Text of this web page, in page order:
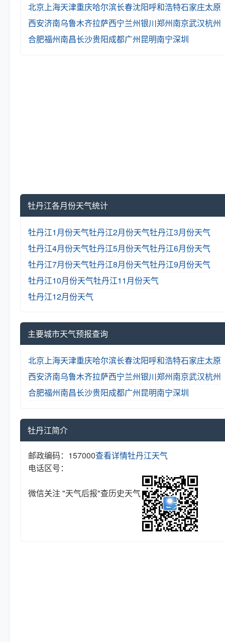
北京 上海天津重庆哈尔滨长春沈阳呼和浩特石家庄太原
西安济南乌鲁木齐拉萨西宁兰州银川郑州南京武汉杭州
合肥福州南昌长沙贵阳成都广州昆明南宁深圳
牡丹江各月份天气统计
牡丹江1月份天气牡丹江2月份天气牡丹江3月份天气
牡丹江4月份天气牡丹江5月份天气牡丹江6月份天气
牡丹江7月份天气牡丹江8月份天气牡丹江9月份天气
牡丹江10月份天气牡丹江11月份天气
牡丹江12月份天气
主要城市天气预报查询
北京 上海天津重庆哈尔滨长春沈阳呼和浩特石家庄太原
西安济南乌鲁木齐拉萨西宁兰州银川郑州南京武汉杭州
合肥福州南昌长沙贵阳成都广州昆明南宁深圳
牡丹江简介
邮政编码：157000
电话区号：
查看详情牡丹江天气
微信关注 "天气后报"查历史天气